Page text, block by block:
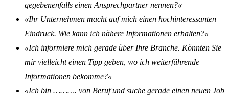
gegebenenfalls einen Ansprechpartner nennen?«
«Ihr Unternehmen macht auf mich einen hochinteressanten
Eindruck. Wie kann ich nähere Informationen erhalten?«
«Ich informiere mich gerade über Ihre Branche. Könnten Sie
mir vielleicht einen Tipp geben, wo ich weiterführende
Informationen bekomme?«
«Ich bin ………. von Beruf und suche gerade einen neuen Job